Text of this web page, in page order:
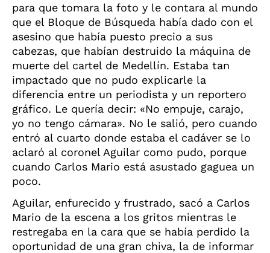
para que tomara la foto y le contara al mundo
que el Bloque de Búsqueda había dado con el
asesino que había puesto precio a sus
cabezas, que habían destruido la máquina de
muerte del cartel de Medellín. Estaba tan
impactado que no pudo explicarle la
diferencia entre un periodista y un reportero
gráfico. Le quería decir: «No empuje, carajo,
yo no tengo cámara». No le salió, pero cuando
entró al cuarto donde estaba el cadáver se lo
aclaró al coronel Aguilar como pudo, porque
cuando Carlos Mario está asustado gaguea un
poco.
Aguilar, enfurecido y frustrado, sacó a Carlos
Mario de la escena a los gritos mientras le
restregaba en la cara que se había perdido la
oportunidad de una gran chiva, la de informar